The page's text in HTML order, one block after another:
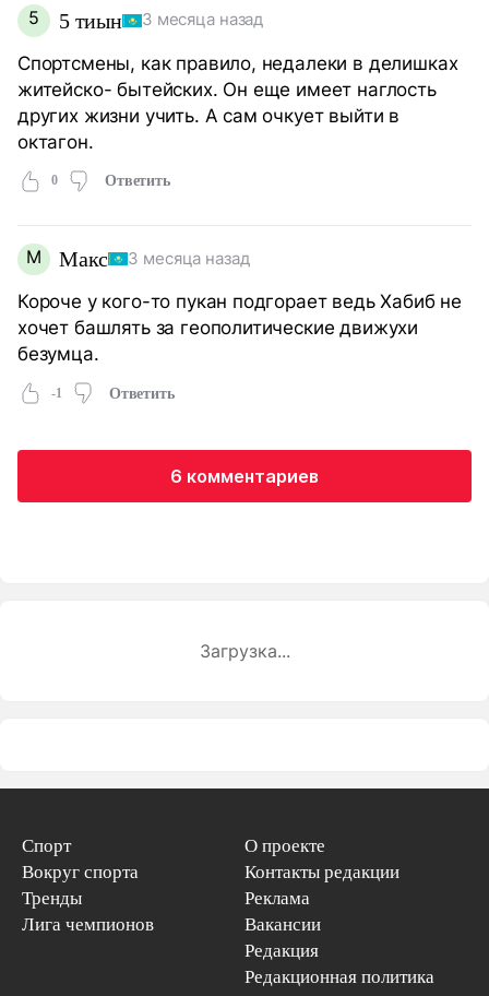
5 5 тиын 3 месяца назад
Спортсмены, как правило, недалеки в делишках
житейско- бытейских. Он еще имеет наглость
других жизни учить. А сам очкует выйти в
октагон.
0 Ответить
М Макс 3 месяца назад
Короче у кого-то пукан подгорает ведь Хабиб не
хочет башлять за геополитические движухи
безумца.
-1 Ответить
6 комментариев
Загрузка...
Спорт
Вокруг спорта
Тренды
Лига чемпионов
О проекте
Контакты редакции
Реклама
Вакансии
Редакция
Редакционная политика